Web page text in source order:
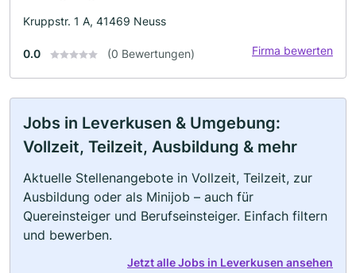
Kruppstr. 1 A, 41469 Neuss
0.0 (0 Bewertungen) Firma bewerten
Jobs in Leverkusen & Umgebung:
Vollzeit, Teilzeit, Ausbildung & mehr
Aktuelle Stellenangebote in Vollzeit, Teilzeit, zur
Ausbildung oder als Minijob – auch für
Quereinsteiger und Berufseinsteiger. Einfach filtern
und bewerben.
Jetzt alle Jobs in Leverkusen ansehen